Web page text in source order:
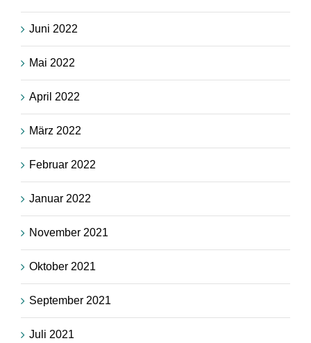
Juni 2022
Mai 2022
April 2022
März 2022
Februar 2022
Januar 2022
November 2021
Oktober 2021
September 2021
Juli 2021